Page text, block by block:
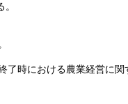
了時における農業経営に関